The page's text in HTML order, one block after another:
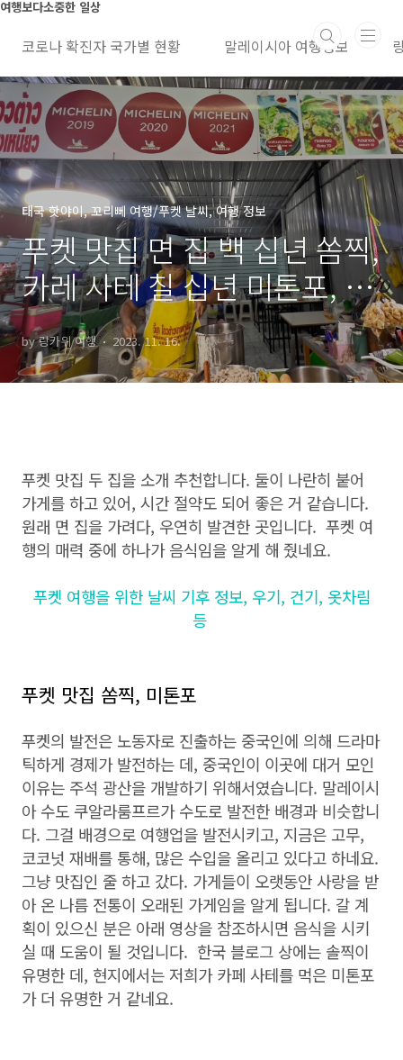
본문 바로가기
여행보다소중한 일상
코로나 확진자 국가별 현황 말레이시아 여행정보
태국 핫야이, 꼬리뻬 여행/푸켓 날씨, 여행 정보
푸켓 맛집 면 집 백 십년 쏨찍,
카레 사테 칠 십년 미톤포, 메
뉴 종류, 가는 방법
by 랑카위 여행 2023. 11. 16.
푸켓 맛집 두 집을 소개 추천합니다. 둘이 나란히 붙어
가게를 하고 있어, 시간 절약도 되어 좋은 거 같습니다.
원래 면 집을 가려다, 우연히 발견한 곳입니다. 푸켓 여
행의 매력 중에 하나가 음식임을 알게 해 줬네요.
푸켓 여행을 위한 날씨 기후 정보, 우기, 건기, 옷차림
등
푸켓 맛집 쏨찍, 미톤포
푸켓의 발전은 노동자로 진출하는 중국인에 의해 드라마
틱하게 경제가 발전하는 데, 중국인이 이곳에 대거 모인
이유는 주석 광산을 개발하기 위해서였습니다. 말레이시
아 수도 쿠알라룸프르가 수도로 발전한 배경과 비슷합니
다. 그걸 배경으로 여행업을 발전시키고, 지금은 고무,
코코넛 재배를 통해, 많은 수입을 올리고 있다고 하네요.
그냥 맛집인 줄 하고 갔다. 가게들이 오랫동안 사랑을 받
아 온 나름 전통이 오래된 가게임을 알게 됩니다. 갈 계
획이 있으신 분은 아래 영상을 참조하시면 음식을 시키
실 때 도움이 될 것입니다. 한국 블로그 상에는 솔찍이
유명한 데, 현지에서는 저희가 카페 사테를 먹은 미톤포
가 더 유명한 거 같네요.